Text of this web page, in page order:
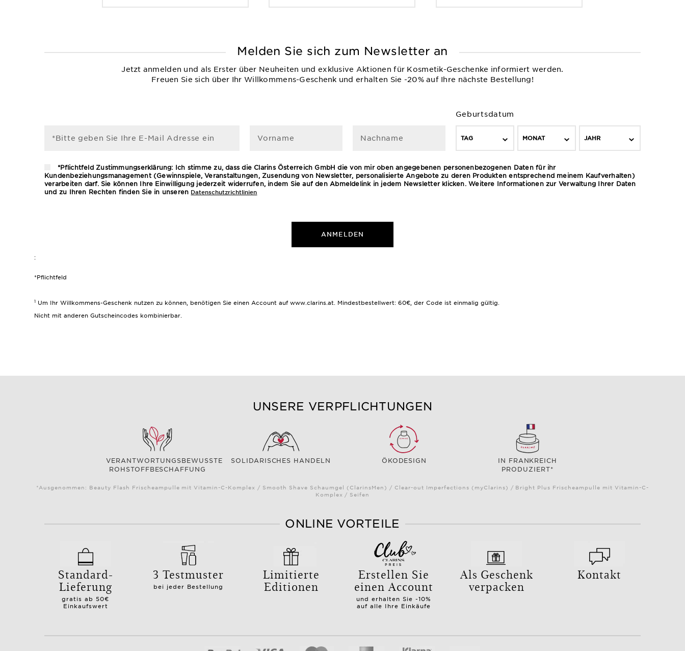
Melden Sie sich zum Newsletter an
Jetzt anmelden und als Erster über Neuheiten und exklusive Aktionen für Kosmetik-Geschenke informiert werden.
Freuen Sie sich über Ihr Willkommens-Geschenk und erhalten Sie -20% auf Ihre nächste Bestellung!
*Bitte geben Sie Ihre E-Mail Adresse ein Vorname Nachname
Geburtsdatum
TAG MONAT JAHR
*Pflichtfeld Zustimmungserklärung: Ich stimme zu, dass die Clarins Österreich GmbH die von mir oben angegebenen personenbezogenen Daten für ihr
Kundenbeziehungsmanagement (Gewinnspiele, Veranstaltungen, Zusendung von Newsletter, personalisierte Angebote zu deren Produkten entsprechend meinem Kaufverhalten)
verarbeiten darf. Sie können Ihre Einwilligung jederzeit widerrufen, indem Sie auf den Abmeldelink in jedem Newsletter klicken. Weitere Informationen zur Verwaltung Ihrer Daten
und zu Ihren Rechten finden Sie in unseren Datenschutzrichtlinien
ANMELDEN
:
*Pflichtfeld
1 Um Ihr Willkommens-Geschenk nutzen zu können, benötigen Sie einen Account auf www.clarins.at. Mindestbestellwert: 60€, der Code ist einmalig gültig.
Nicht mit anderen Gutscheincodes kombinierbar.
UNSERE VERPFLICHTUNGEN
VERANTWORTUNGSBEWUSSTE
ROHSTOFFBESCHAFFUNG
SOLIDARISCHES HANDELN ÖKODESIGN
IN FRANKREICH
PRODUZIERT*
*Ausgenommen: Beauty Flash Frischeampulle mit Vitamin-C-Komplex / Smooth Shave Schaumgel (ClarinsMen) / Clear-out Imperfections (myClarins) / Bright Plus Frischeampulle mit Vitamin-C-
Komplex / Seifen
ONLINE VORTEILE
Standard-
Lieferung
gratis ab 50€
Einkaufswert
3 Testmuster
bei jeder Bestellung
Limitierte
Editionen
Erstellen Sie
einen Account
und erhalten Sie -10%
auf alle Ihre Einkäufe
Als Geschenk
verpacken
Kontakt